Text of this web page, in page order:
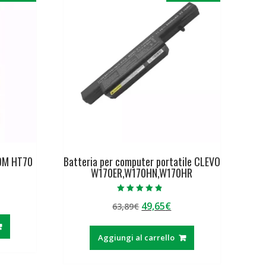
HT70 Batteria per computer portatile CLEVO
W170ER,W170HN,W170HR
4.50
su 5
63,89€ Il
originale
era:
49,65€Il
attuale
è:
Aggiungi al carrello